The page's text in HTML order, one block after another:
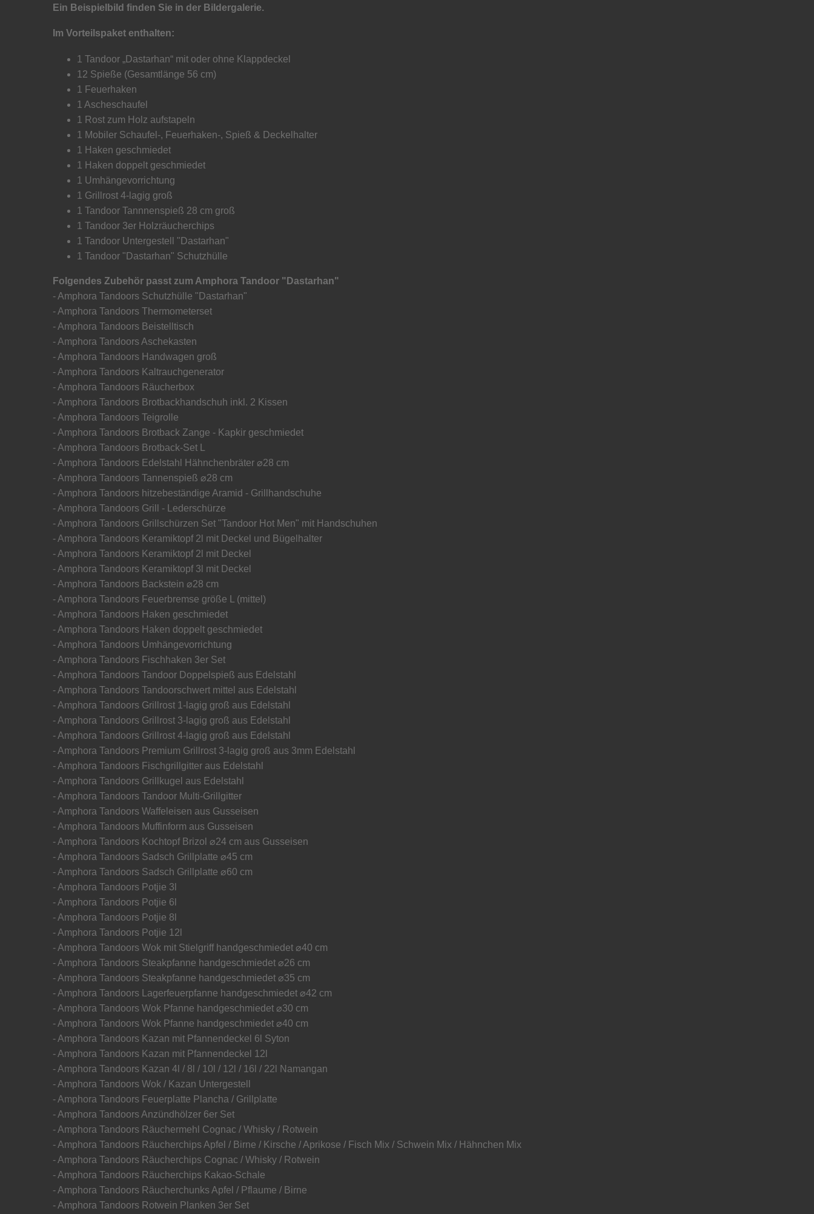
Ein Beispielbild finden Sie in der Bildergalerie.
Im Vorteilspaket enthalten:
1 Tandoor „Dastarhan“ mit oder ohne Klappdeckel
12 Spieße (Gesamtlänge 56 cm)
1 Feuerhaken
1 Ascheschaufel
1 Rost zum Holz aufstapeln
1 Mobiler Schaufel-, Feuerhaken-, Spieß & Deckelhalter
1 Haken geschmiedet
1 Haken doppelt geschmiedet
1 Umhängevorrichtung
1 Grillrost 4-lagig groß
1 Tandoor Tannnenspieß 28 cm groß
1 Tandoor 3er Holzräucherchips
1 Tandoor Untergestell "Dastarhan"
1 Tandoor "Dastarhan" Schutzhülle
Folgendes Zubehör passt zum Amphora Tandoor "Dastarhan"
- Amphora Tandoors Schutzhülle "Dastarhan"
- Amphora Tandoors Thermometerset
- Amphora Tandoors Beistelltisch
- Amphora Tandoors Aschekasten
- Amphora Tandoors Handwagen groß
- Amphora Tandoors Kaltrauchgenerator
- Amphora Tandoors Räucherbox
- Amphora Tandoors Brotbackhandschuh inkl. 2 Kissen
- Amphora Tandoors Teigrolle
- Amphora Tandoors Brotback Zange - Kapkir geschmiedet
- Amphora Tandoors Brotback-Set L
- Amphora Tandoors Edelstahl Hähnchenbräter ⌀28 cm
- Amphora Tandoors Tannenspieß ⌀28 cm
- Amphora Tandoors hitzebeständige Aramid - Grillhandschuhe
- Amphora Tandoors Grill - Lederschürze
- Amphora Tandoors Grillschürzen Set "Tandoor Hot Men" mit Handschuhen
- Amphora Tandoors Keramiktopf 2l mit Deckel und Bügelhalter
- Amphora Tandoors Keramiktopf 2l mit Deckel
- Amphora Tandoors Keramiktopf 3l mit Deckel
- Amphora Tandoors Backstein ⌀28 cm
- Amphora Tandoors Feuerbremse größe L (mittel)
- Amphora Tandoors Haken geschmiedet
- Amphora Tandoors Haken doppelt geschmiedet
- Amphora Tandoors Umhängevorrichtung
- Amphora Tandoors Fischhaken 3er Set
- Amphora Tandoors Tandoor Doppelspieß aus Edelstahl
- Amphora Tandoors Tandoorschwert mittel aus Edelstahl
- Amphora Tandoors Grillrost 1-lagig groß aus Edelstahl
- Amphora Tandoors Grillrost 3-lagig groß aus Edelstahl
- Amphora Tandoors Grillrost 4-lagig groß aus Edelstahl
- Amphora Tandoors Premium Grillrost 3-lagig groß aus 3mm Edelstahl
- Amphora Tandoors Fischgrillgitter aus Edelstahl
- Amphora Tandoors Grillkugel aus Edelstahl
- Amphora Tandoors Tandoor Multi-Grillgitter
- Amphora Tandoors Waffeleisen aus Gusseisen
- Amphora Tandoors Muffinform aus Gusseisen
- Amphora Tandoors Kochtopf Brizol ⌀24 cm aus Gusseisen
- Amphora Tandoors Sadsch Grillplatte ⌀45 cm
- Amphora Tandoors Sadsch Grillplatte ⌀60 cm
- Amphora Tandoors Potjie 3l
- Amphora Tandoors Potjie 6l
- Amphora Tandoors Potjie 8l
- Amphora Tandoors Potjie 12l
- Amphora Tandoors Wok mit Stielgriff handgeschmiedet ⌀40 cm
- Amphora Tandoors Steakpfanne handgeschmiedet ⌀26 cm
- Amphora Tandoors Steakpfanne handgeschmiedet ⌀35 cm
- Amphora Tandoors Lagerfeuerpfanne handgeschmiedet ⌀42 cm
- Amphora Tandoors Wok Pfanne handgeschmiedet ⌀30 cm
- Amphora Tandoors Wok Pfanne handgeschmiedet ⌀40 cm
- Amphora Tandoors Kazan mit Pfannendeckel 6l Syton
- Amphora Tandoors Kazan mit Pfannendeckel 12l
- Amphora Tandoors Kazan 4l / 8l / 10l / 12l / 16l / 22l Namangan
- Amphora Tandoors Wok / Kazan Untergestell
- Amphora Tandoors Feuerplatte Plancha / Grillplatte
- Amphora Tandoors Anzündhölzer 6er Set
- Amphora Tandoors Räuchermehl Cognac / Whisky / Rotwein
- Amphora Tandoors Räucherchips Apfel / Birne / Kirsche / Aprikose / Fisch Mix / Schwein Mix / Hähnchen Mix
- Amphora Tandoors Räucherchips Cognac / Whisky / Rotwein
- Amphora Tandoors Räucherchips Kakao-Schale
- Amphora Tandoors Räucherchunks Apfel / Pflaume / Birne
- Amphora Tandoors Rotwein Planken 3er Set